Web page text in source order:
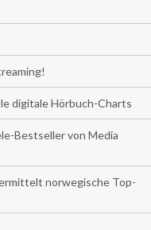
digitale Hörbuch-Charts
Bestseller von Media
norwegische Top-